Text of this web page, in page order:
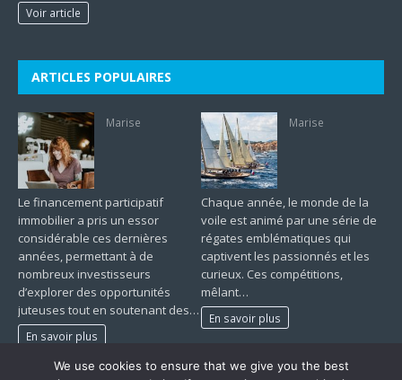
Voir article
ARTICLES POPULAIRES
Marise
Le financement participatif
immobilier a pris un essor
considérable ces dernières
années, permettant à de
nombreux investisseurs
d’explorer des opportunités
juteuses tout en soutenant des…
En savoir plus
Marise
Chaque année, le monde de la
voile est animé par une série de
régates emblématiques qui
captivent les passionnés et les
curieux. Ces compétitions,
mêlant…
En savoir plus
We use cookies to ensure that we give you the best